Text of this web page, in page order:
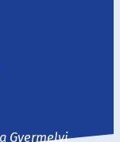
Gyermelyi